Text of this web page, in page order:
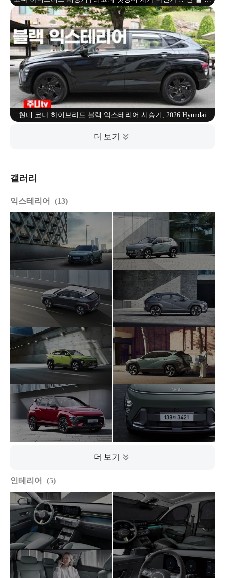
유가 없다
현대 코나 하이브리드 블랙 익스테리어 시승기, 2026 Hyundai
갤러리
익스테리어 13
인테리어 5